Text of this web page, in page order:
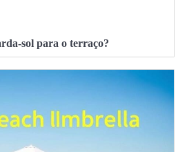
sol para o terraço?